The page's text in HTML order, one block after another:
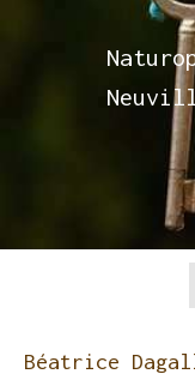
Béatrice